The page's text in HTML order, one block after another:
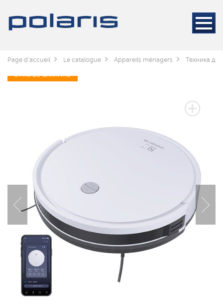
Page d'accueil Le catalogue Appareils ménagers Техника
2 ANS DE GARANTIE